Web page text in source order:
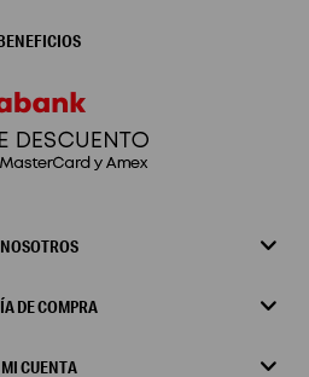
NOSOTROS
DE COMPRA
MI CUENTA